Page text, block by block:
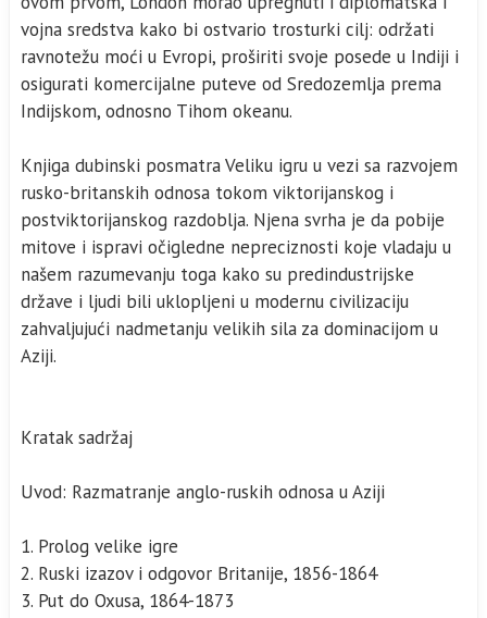
vojna sredstva kako bi ostvario trosturki cilj: održati
ravnotežu moći u Evropi, proširiti svoje posede u Indiji i
osigurati komercijalne puteve od Sredozemlja prema
Indijskom, odnosno Tihom okeanu.
Knjiga dubinski posmatra Veliku igru u vezi sa razvojem
rusko-britanskih odnosa tokom viktorijanskog i
postviktorijanskog razdoblja. Njena svrha je da pobije
mitove i ispravi očigledne nepreciznosti koje vladaju u
našem razumevanju toga kako su predindustrijske
države i ljudi bili uklopljeni u modernu civilizaciju
zahvaljujući nadmetanju velikih sila za dominacijom u
Aziji.
Kratak sadržaj
Uvod: Razmatranje anglo-ruskih odnosa u Aziji
1. Prolog velike igre
2. Ruski izazov i odgovor Britanije, 1856-1864
3. Put do Oxusa, 1864-1873